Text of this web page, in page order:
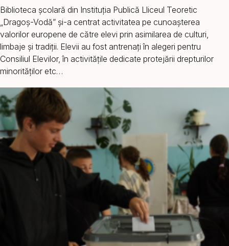
Biblioteca școlară din Instituția Publică Lliceul Teoretic
„Dragoș-Vodă” și-a centrat activitatea pe cunoașterea
valorilor europene de către elevi prin asimilarea de culturi,
limbaje și tradiții. Elevii au fost antrenați în alegeri pentru
Consiliul Elevilor, în activitățile dedicate protejării drepturilor
minorităților etc…